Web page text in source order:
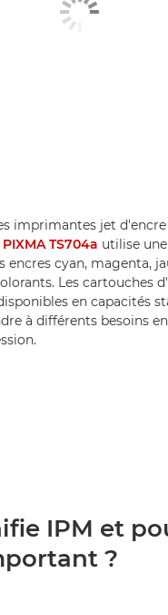
imprimantes jet
TS704a utilise
encres cyan, magenta,
Les cartouches
en capacités
à différents besoins
IPM et
?